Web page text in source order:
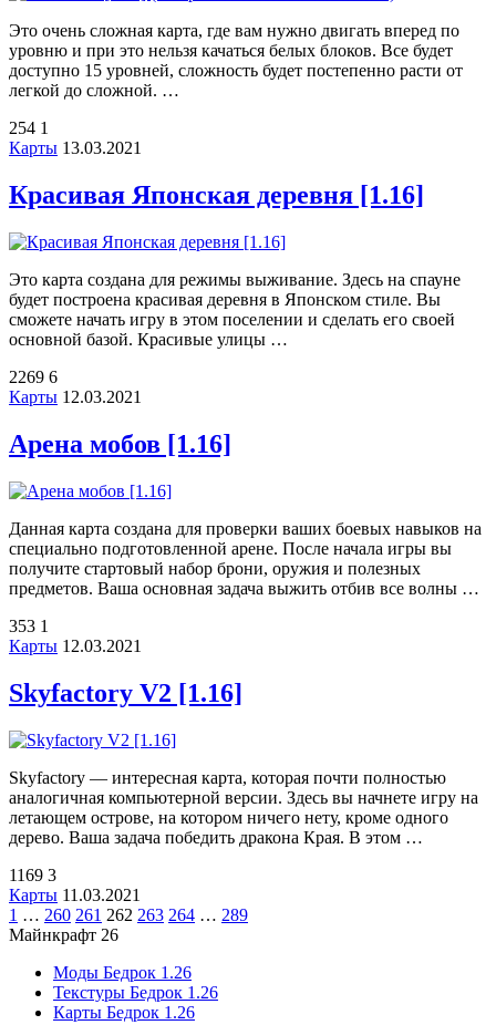
Это очень сложная карта, где вам нужно двигать вперед по
уровню и при это нельзя качаться белых блоков. Все будет
доступно 15 уровней, сложность будет постепенно расти от
легкой до сложной. …
254 1
Карты 13.03.2021
Красивая Японская деревня [1.16]
Это карта создана для режимы выживание. Здесь на спауне
будет построена красивая деревня в Японском стиле. Вы
сможете начать игру в этом поселении и сделать его своей
основной базой. Красивые улицы …
2269 6
Карты 12.03.2021
Арена мобов [1.16]
Данная карта создана для проверки ваших боевых навыков на
специально подготовленной арене. После начала игры вы
получите стартовый набор брони, оружия и полезных
предметов. Ваша основная задача выжить отбив все волны …
353 1
Карты 12.03.2021
Skyfactory V2 [1.16]
Skyfactory — интересная карта, которая почти полностью
аналогичная компьютерной версии. Здесь вы начнете игру на
летающем острове, на котором ничего нету, кроме одного
дерево. Ваша задача победить дракона Края. В этом …
1169 3
Карты 11.03.2021
1 … 260 261 262 263 264 … 289
Майнкрафт 26
Моды Бедрок 1.26
Текстуры Бедрок 1.26
Карты Бедрок 1.26